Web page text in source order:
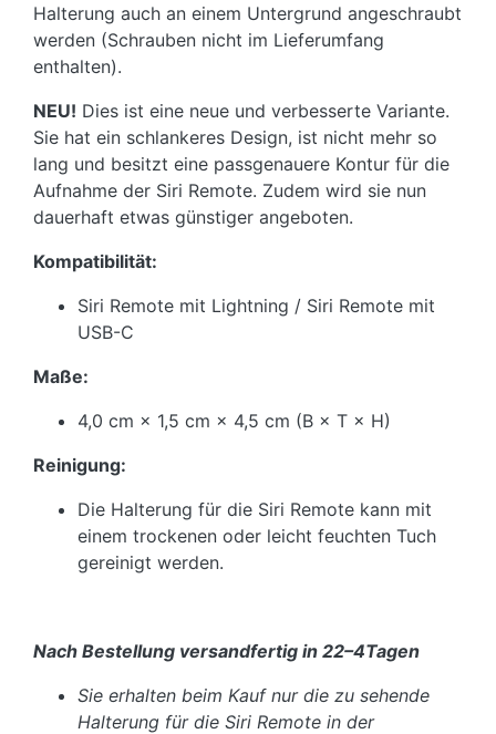
Halterung auch an einem Untergrund angeschraubt
werden (Schrauben nicht im Lieferumfang
enthalten).
NEU! Dies ist eine neue und verbesserte Variante.
Sie hat ein schlankeres Design, ist nicht mehr so
lang und besitzt eine passgenauere Kontur für die
Aufnahme der Siri Remote. Zudem wird sie nun
dauerhaft etwas günstiger angeboten.
Kompatibilität:
Siri Remote mit Lightning / Siri Remote mit
USB-C
Maße:
4,0 cm × 1,5 cm × 4,5 cm (B × T × H)
Reinigung:
Die Halterung für die Siri Remote kann mit
einem trockenen oder leicht feuchten Tuch
gereinigt werden.
Nach Bestellung versandfertig in 22–4Tagen
Sie erhalten beim Kauf nur die zu sehende
Halterung für die Siri Remote in der